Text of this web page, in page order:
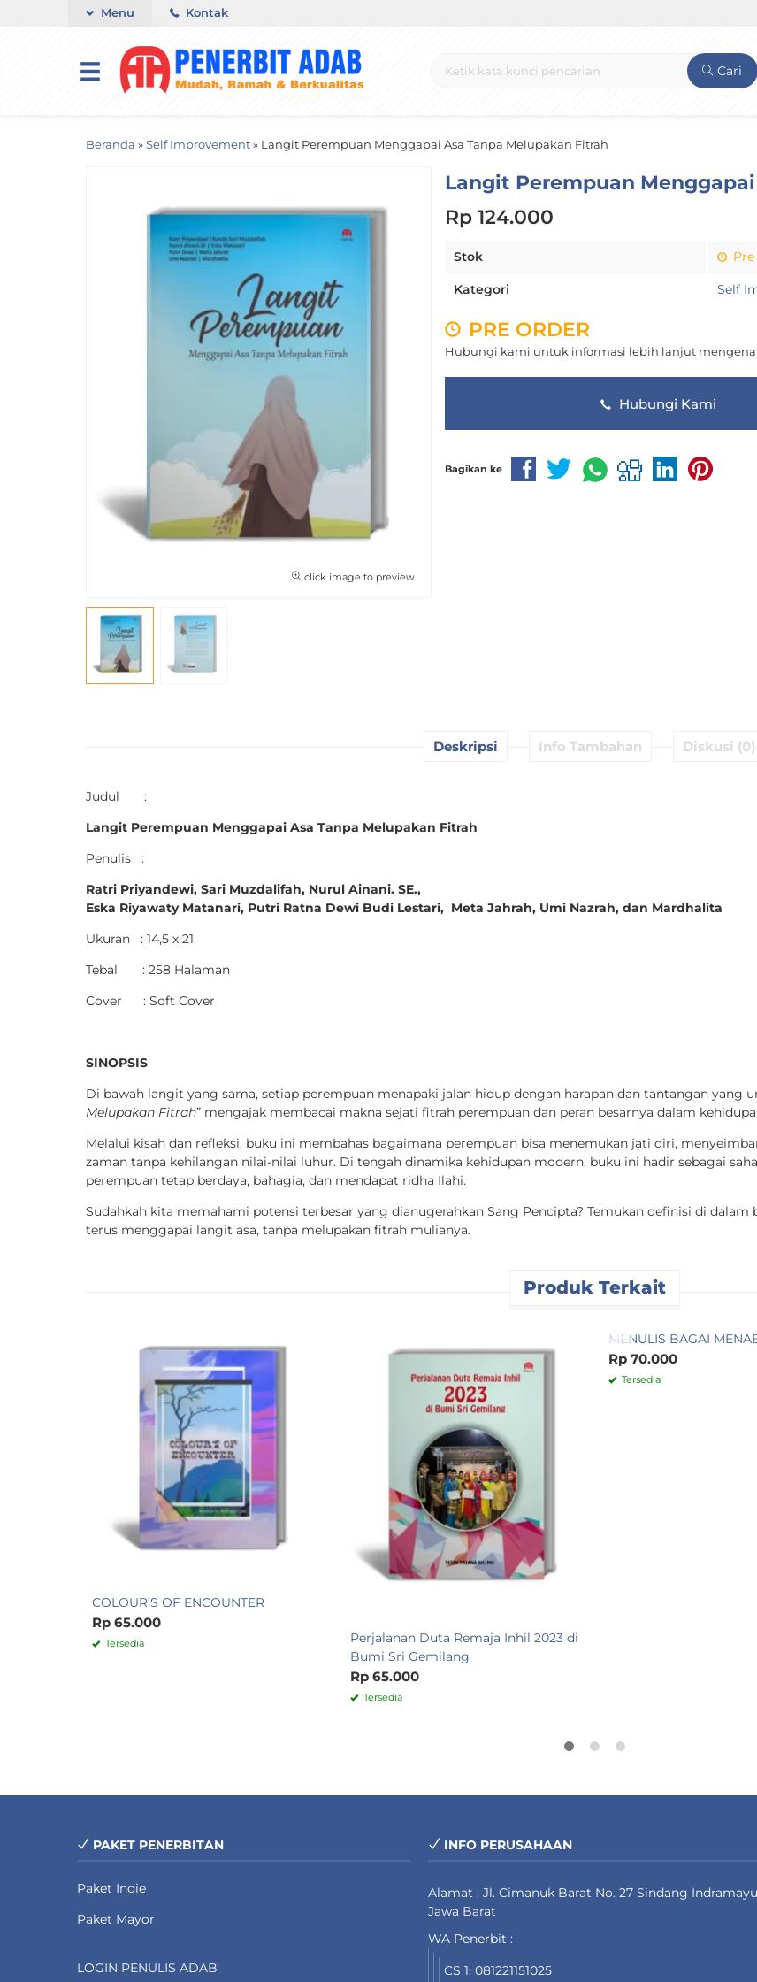
Menu Kontak
Cari
Beranda » Self Improvement » Langit Perempuan Menggapai Asa Tanpa Melupakan Fitrah
click image to preview
Langit Perempuan
Rp 124.000
Stok
Kategori Self
PRE ORDER
Hubungi kami untuk informasi lebih lanjut
Hubungi Kami
Bagikan ke
Deskripsi Info Tambahan Diskusi (0)
Judul :
Langit Perempuan Menggapai Asa Tanpa Melupakan Fitrah
Penulis :
Ratri Priyandewi, Sari Muzdalifah, Nurul Ainani. SE.,
Eska Riyawaty Matanari, Putri Ratna Dewi Budi Lestari, Meta Jahrah, Umi Nazrah, dan Mardhalita
Ukuran : 14,5 x 21
Tebal : 258 Halaman
Cover : Soft Cover
SINOPSIS
Di bawah langit yang sama, setiap perempuan menapaki jalan hidup dengan harapan dan tantangan yang
Melupakan Fitrah” mengajak membacai makna sejati fitrah perempuan dan peran besarnya dalam
Melalui kisah dan refleksi, buku ini membahas bagaimana perempuan bisa menemukan jati diri,
zaman tanpa kehilangan nilai-nilai luhur. Di tengah dinamika kehidupan modern, buku ini hadir sebagai
perempuan tetap berdaya, bahagia, dan mendapat ridha Ilahi.
Sudahkah kita memahami potensi terbesar yang dianugerahkan Sang Pencipta? Temukan definisi di
terus menggapai langit asa, tanpa melupakan fitrah mulianya.
Produk Terkait
COLOUR’S OF ENCOUNTER
Rp 65.000
Tersedia
Perjalanan Duta Remaja Inhil 2023 di
Bumi Sri Gemilang
Rp 65.000
Tersedia
MENULIS BAGAI
Rp 70.000
Tersedia
PAKET PENERBITAN
Paket Indie
Paket Mayor
LOGIN PENULIS ADAB
INFO PERUSAHAAN
Alamat : Jl. Cimanuk Barat No. 27 Sindang Indramayu
Jawa Barat
WA Penerbit :
CS 1: 081221151025